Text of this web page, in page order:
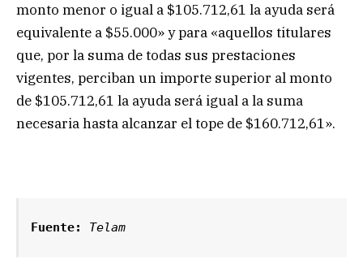
monto menor o igual a $105.712,61 la ayuda será
equivalente a $55.000» y para «aquellos titulares
que, por la suma de todas sus prestaciones
vigentes, perciban un importe superior al monto
de $105.712,61 la ayuda será igual a la suma
necesaria hasta alcanzar el tope de $160.712,61».
Fuente: Telam